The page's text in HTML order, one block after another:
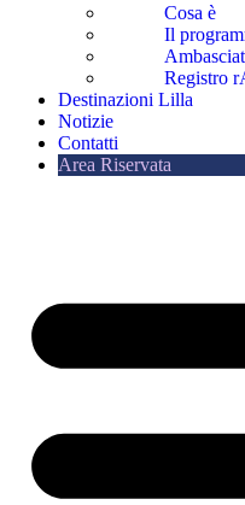
Cosa è
Il
Registro
Destinazioni Lilla
Notizie
Contatti
Area Riservata